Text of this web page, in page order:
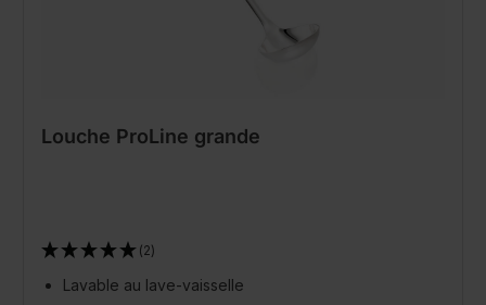
Louche ProLine grande
(2)
Lavable au lave-vaisselle